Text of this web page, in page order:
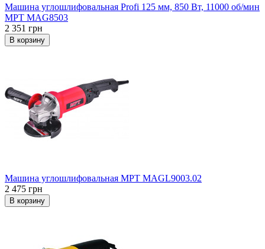
Машина углошлифовальная Profi 125 мм, 850 Вт, 11000 об/мин
MPT МAG8503
2 351 грн
В корзину
Машина углошлифовальная MPT МAGL9003.02
2 475 грн
В корзину